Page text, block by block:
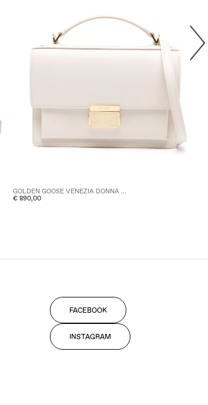
GOLDEN GOOSE VENEZIA DONNA ...
€ 890,00
FACEBOOK
INSTAGRAM